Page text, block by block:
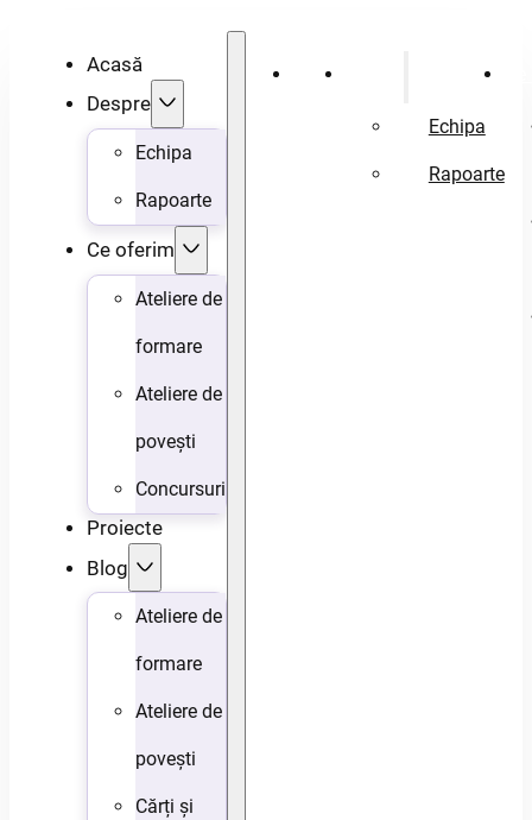
Acasă
Despre
Echipa
Rapoarte
Ce oferim
Ateliere de
formare
Ateliere de
povești
Concursuri
Proiecte
Blog
Ateliere de
formare
Ateliere de
povești
Cărți și
Acasă
Echipa
Rapoarte